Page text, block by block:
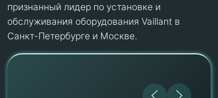
признанный лидер по установке и
обслуживания оборудования Vaillant в
Санкт-Петербурге и Москве.